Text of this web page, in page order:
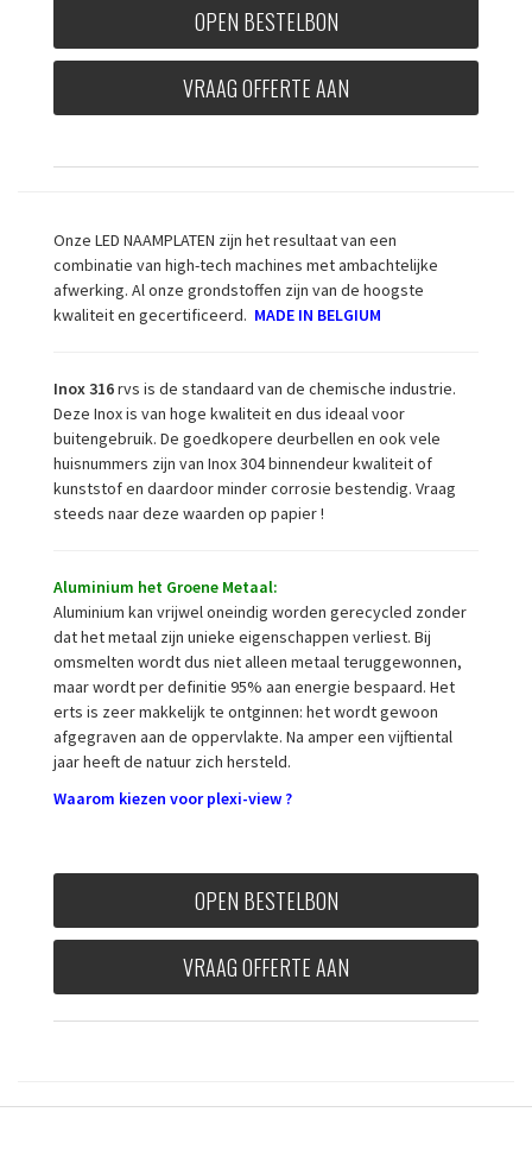
OPEN BESTELBON
VRAAG OFFERTE AAN
Onze LED NAAMPLATEN zijn het resultaat van een
combinatie van high-tech machines met ambachtelijke
afwerking. Al onze grondstoffen zijn van de hoogste
kwaliteit en gecertificeerd. MADE IN BELGIUM
Inox 316rvs is de standaard van de chemische industrie.
Deze Inox is van hoge kwaliteit en dus ideaal voor
buitengebruik. De goedkopere deurbellen en ook vele
huisnummers zijn van Inox 304 binnendeur kwaliteit of
kunststof en daardoor minder corrosie bestendig. Vraag
steeds naar deze waarden op papier !
Aluminium het Groene Metaal:
Aluminium kan vrijwel oneindig worden gerecycled zonder
dat het metaal zijn unieke eigenschappen verliest. Bij
omsmelten wordt dus niet alleen metaal teruggewonnen,
maar wordt per definitie 95% aan energie bespaard. Het
erts is zeer makkelijk te ontginnen: het wordt gewoon
afgegraven aan de oppervlakte. Na amper een vijftiental
jaar heeft de natuur zich hersteld.
Waarom kiezen voor plexi-view ?
OPEN BESTELBON
VRAAG OFFERTE AAN